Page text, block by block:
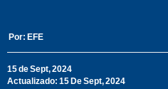
Por: EFE
15 de Sept, 2024
Actualizado: 15 De Sept, 2024